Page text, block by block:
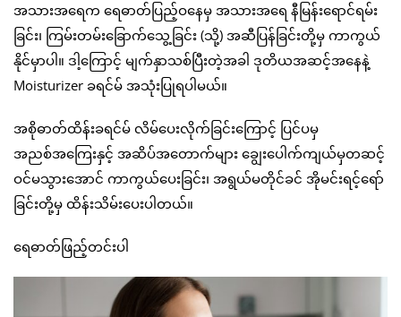
အသားအရေက ရေဓာတ်ပြည့်ဝနေမှ အသားအရေ နီမြန်းရောင်ရမ်း
ခြင်း၊ ကြမ်းတမ်းခြောက်သွေ့ခြင်း (သို့) အဆီပြန်ခြင်းတို့မှ ကာကွယ်
နိုင်မှာပါ။ ဒါ့ကြောင့် မျက်နှာသစ်ပြီးတဲ့အခါ ဒုတိယအဆင့်အနေနဲ့
Moisturizer ခရင်မ် အသုံးပြုရပါမယ်။
အစိုဓာတ်ထိန်းခရင်မ် လိမ်ပေးလိုက်ခြင်းကြောင့် ပြင်ပမှ
အညစ်အကြေးနှင့် အဆိပ်အတောက်များ ချွေးပေါက်ကျယ်မှတဆင့်
ဝင်မသွားအောင် ကာကွယ်ပေးခြင်း၊ အရွယ်မတိုင်ခင် အိုမင်းရင့်ရော်
ခြင်းတို့မှ ထိန်းသိမ်းပေးပါတယ်။
ရေဓာတ်ဖြည့်တင်းပါ